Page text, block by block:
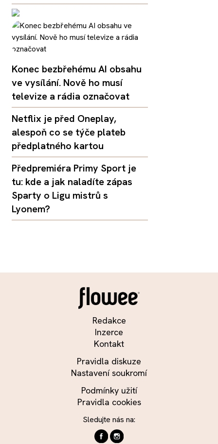
Konec bezbřehému AI obsahu
ve vysílání. Nově ho musí
televize a rádia označovat
Netflix je před Oneplay,
alespoň co se týče plateb
předplatného kartou
Předpremiéra Primy Sport je
tu: kde a jak naladíte zápas
Sparty o Ligu mistrů s
Lyonem?
Redakce
Inzerce
Kontakt
Pravidla diskuze
Nastavení soukromí
Podmínky užití
Pravidla cookies
Sledujte nás na: